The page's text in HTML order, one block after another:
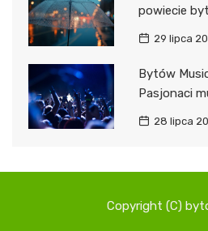
powiecie
29 lipca
Bytów
Pasjonaci
28 lipca
Copyright (C)